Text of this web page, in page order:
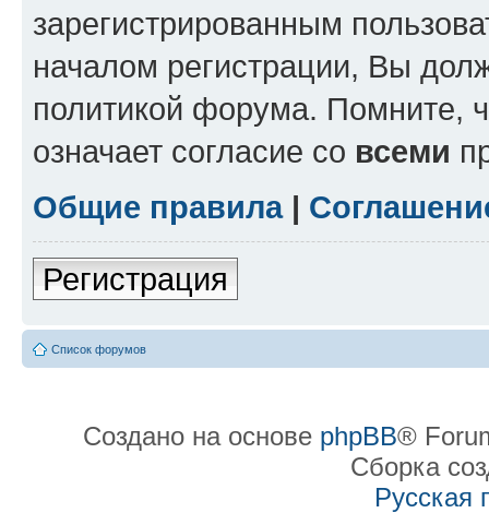
зарегистрированным
началом регистрации, Вы
политикой форума. Помните,
означает согласие со всеми
Общие правила|
Регистрация
Список форумов
Создано на основе phpBB®
Сборка
Русская